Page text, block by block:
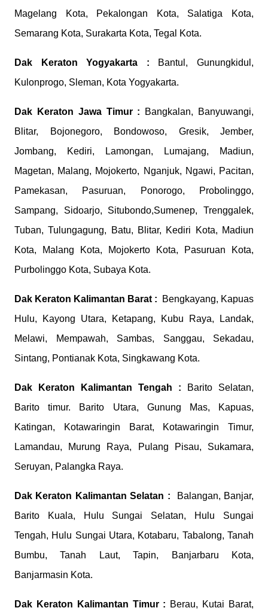
Magelang Kota, Pekalongan Kota, Salatiga Kota,
Semarang Kota, Surakarta Kota, Tegal Kota.
Dak Keraton Yogyakarta : Bantul, Gunungkidul,
Kulonprogo, Sleman, Kota Yogyakarta.
Dak Keraton Jawa Timur : Bangkalan, Banyuwangi,
Blitar, Bojonegoro, Bondowoso, Gresik, Jember,
Jombang, Kediri, Lamongan, Lumajang, Madiun,
Magetan, Malang, Mojokerto, Nganjuk, Ngawi, Pacitan,
Pamekasan, Pasuruan, Ponorogo, Probolinggo,
Sampang, Sidoarjo, Situbondo,Sumenep, Trenggalek,
Tuban, Tulungagung, Batu, Blitar, Kediri Kota, Madiun
Kota, Malang Kota, Mojokerto Kota, Pasuruan Kota,
Purbolinggo Kota, Subaya Kota.
Dak Keraton Kalimantan Barat : Bengkayang, Kapuas
Hulu, Kayong Utara, Ketapang, Kubu Raya, Landak,
Melawi, Mempawah, Sambas, Sanggau, Sekadau,
Sintang, Pontianak Kota, Singkawang Kota.
Dak Keraton Kalimantan Tengah : Barito Selatan,
Barito timur. Barito Utara, Gunung Mas, Kapuas,
Katingan, Kotawaringin Barat, Kotawaringin Timur,
Lamandau, Murung Raya, Pulang Pisau, Sukamara,
Seruyan, Palangka Raya.
Dak Keraton Kalimantan Selatan : Balangan, Banjar,
Barito Kuala, Hulu Sungai Selatan, Hulu Sungai
Tengah, Hulu Sungai Utara, Kotabaru, Tabalong, Tanah
Bumbu, Tanah Laut, Tapin, Banjarbaru Kota,
Banjarmasin Kota.
Dak Keraton Kalimantan Timur : Berau, Kutai Barat,